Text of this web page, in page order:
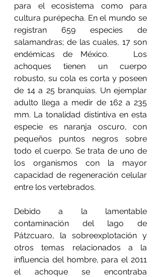
para el ecosistema como para
cultura purépecha. En el mundo se
registran 659 especies de
salamandras; de las cuales, 17 son
endémicas de México.   Los
achoques tienen un cuerpo
robusto, su cola es corta y poseen
de 14 a 25 branquias. Un ejemplar
adulto llega a medir de 162 a 235
mm. La tonalidad distintiva en esta
especie es naranja oscuro, con
pequeños puntos negros sobre
todo el cuerpo. Se trata de uno de
los organismos con la mayor
capacidad de regeneración celular
entre los vertebrados.
Debido a la lamentable
contaminación del lago de
Pátzcuaro, la sobreexplotación y
otros temas relacionados a la
influencia del hombre, para el 2011
el achoque se encontraba